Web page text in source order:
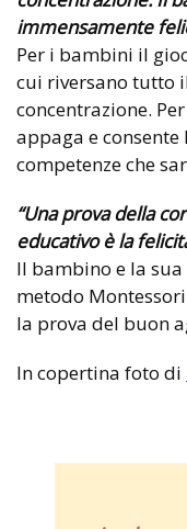
immensamente
Per i bambini il
cui riversano tutto
concentrazione.
appaga e
competenze che
“Una prova della
educativo è la
Il bambino e la
metodo
la prova del buon
In copertina foto di